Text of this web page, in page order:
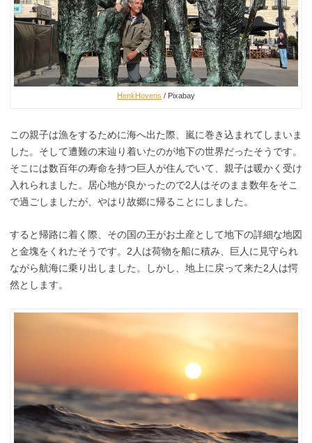
HenkHovens / Pixabay
この親子は漁をするために海へ出た際、嵐に巻き込まれてしまいま
した。そして遭難の末辿り着いたのが地下の世界だったそうです。
そこには数百年の寿命を持つ巨人が住んでいて、親子は暖かく受け
入れられました。居心地が良かったので2人はそのまま数年をそこ
で過ごしましたが、やはり故郷に帰ることにしました。
すると帰路に着く際、その国の王がお土産として地下の詳細な地図
と金塊をくれたそうです。2人は荷物を船に積み、巨人に見守られ
ながら航海に乗り出しました。しかし、地上に戻って来た2人は愕
然とします。